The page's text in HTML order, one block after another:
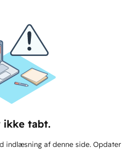
ikke tabt.
indlæsning af denne side. Opdater